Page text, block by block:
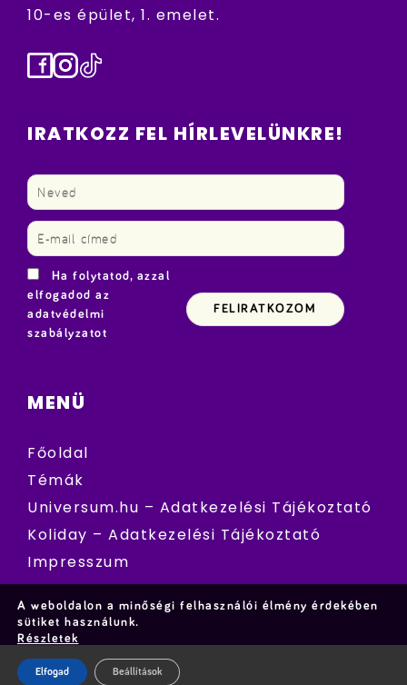
10-es épület, 1. emelet.
Facebook
Instagram
TikTok
IRATKOZZ FEL HÍRLEVELÜNKRE!
Ha folytatod, azzal
elfogadod az
adatvédelmi
szabályzatot
MENÜ
Főoldal
Témák
Universum.hu – Adatkezelési Tájékoztató
Koliday – Adatkezelési Tájékoztató
Impresszum
A weboldalon a minőségi felhasználói élmény érdekében
sütiket használunk.
Részletek
Elfogad Beállítások